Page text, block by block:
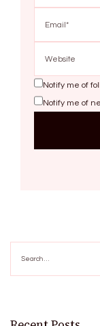
Notify me of
Notify me of
for: